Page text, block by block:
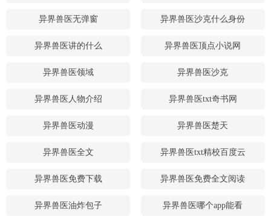
异界兽医无弹窗 异界兽医沙克什么身份
异界兽医讲的什么 异界兽医顶点小说网
异界兽医领域 异界兽医沙克
异界兽医人物介绍 异界兽医txt奇书网
异界兽医动漫 异界兽医楚天
异界兽医全文 异界兽医txt精校百度云
异界兽医免费下载 异界兽医免费全文阅读
异界兽医油炸包子 异界兽医哪个app能看